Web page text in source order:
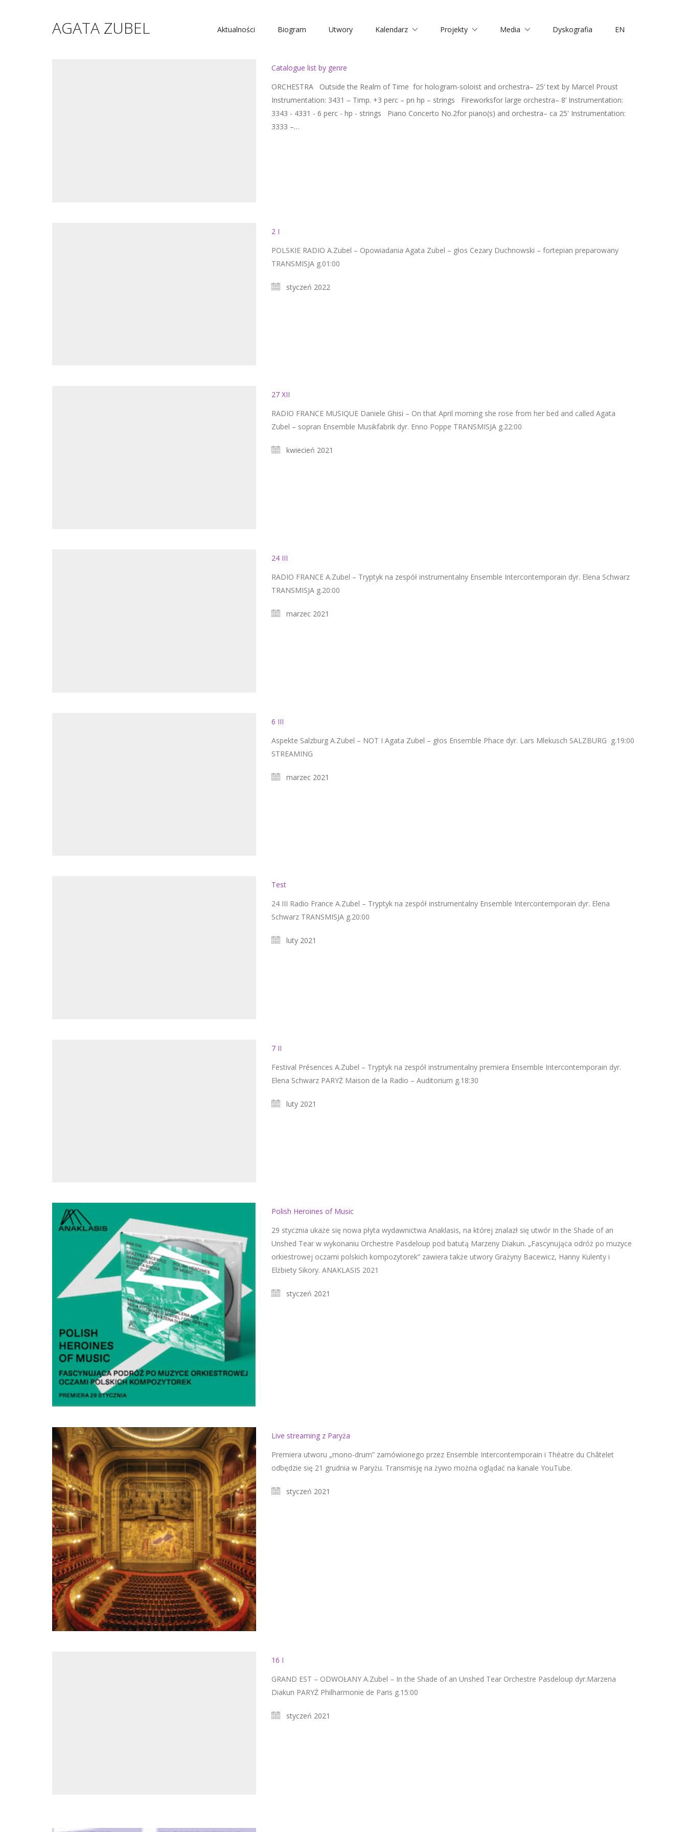
AGATA ZUBEL Aktualności Biogram Utwory Kalendarz Projekty Media Dyskografia EN
Catalogue list by genre
ORCHESTRA Outside the Realm of Time for hologram-soloist and orchestra– 25’ text by Marcel Proust
Instrumentation: 3431 – Timp. +3 perc – pn hp – strings Fireworksfor large orchestra– 8’ Instrumentation:
3343 - 4331 - 6 perc - hp - strings Piano Concerto No.2for piano(s) and orchestra– ca 25' Instrumentation:
3333 –…
2 I
POLSKIE RADIO A.Zubel – Opowiadania Agata Zubel – głos Cezary Duchnowski – fortepian preparowany
TRANSMISJA g.01:00
styczeń 2022
27 XII
RADIO FRANCE MUSIQUE Daniele Ghisi – On that April morning she rose from her bed and called Agata
Zubel – sopran Ensemble Musikfabrik dyr. Enno Poppe TRANSMISJA g.22:00
kwiecień 2021
24 III
RADIO FRANCE A.Zubel – Tryptyk na zespół instrumentalny Ensemble Intercontemporain dyr. Elena Schwarz
TRANSMISJA g.20:00
marzec 2021
6 III
Aspekte Salzburg A.Zubel – NOT I Agata Zubel – głos Ensemble Phace dyr. Lars Mlekusch SALZBURG g.19:00
STREAMING
marzec 2021
Test
24 III Radio France A.Zubel – Tryptyk na zespół instrumentalny Ensemble Intercontemporain dyr. Elena
Schwarz TRANSMISJA g.20:00
luty 2021
7 II
Festival Présences A.Zubel – Tryptyk na zespół instrumentalny premiera Ensemble Intercontemporain dyr.
Elena Schwarz PARYŻ Maison de la Radio – Auditorium g.18:30
luty 2021
Polish Heroines of Music
29 stycznia ukaże się nowa płyta wydawnictwa Anaklasis, na której znalazł się utwór In the Shade of an
Unshed Tear w wykonaniu Orchestre Pasdeloup pod batutą Marzeny Diakun. „Fascynująca odróż po muzyce
orkiestrowej oczami polskich kompozytorek” zawiera także utwory Grażyny Bacewicz, Hanny Kulenty i
Elżbiety Sikory. ANAKLASIS 2021
styczeń 2021
Live streaming z Paryża
Premiera utworu „mono-drum” zamówionego przez Ensemble Intercontemporain i Théatre du Châtelet
odbędzie się 21 grudnia w Paryżu. Transmisję na żywo można oglądać na kanale YouTube.
styczeń 2021
16 I
GRAND EST – ODWOŁANY A.Zubel – In the Shade of an Unshed Tear Orchestre Pasdeloup dyr.Marzena
Diakun PARYŻ Philharmonie de Paris g.15:00
styczeń 2021